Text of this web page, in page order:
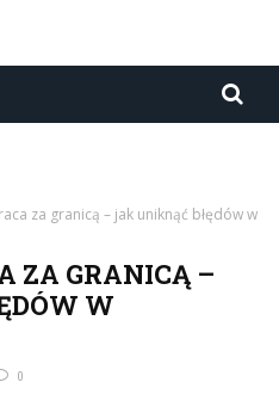
za granicą – jak uniknąć błędów w
ZA GRANICĄ –
W
0